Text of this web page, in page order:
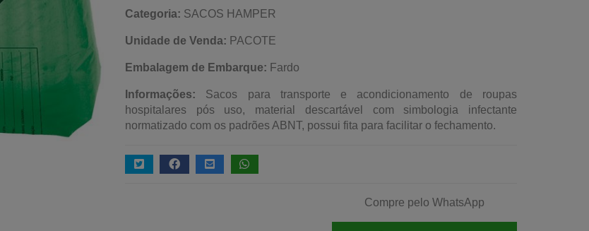
Categoria: SACOS HAMPER
Unidade de Venda: PACOTE
Embalagem de Embarque: Fardo
Informações: Sacos para transporte e acondicionamento de roupas
hospitalares pós uso, material descartável com simbologia infectante
normatizado com os padrões ABNT, possui fita para facilitar o fechamento.
Compre pelo WhatsApp